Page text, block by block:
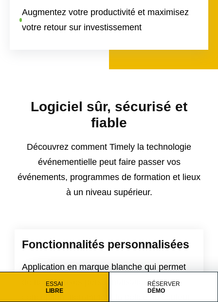
ESSAI
LIBRE
RÉSERVER
DÉMO
Augmentez votre productivité et maximisez
votre retour sur investissement
Logiciel sûr, sécurisé et
fiable
Découvrez comment Timely la technologie
événementielle peut faire passer vos
événements, programmes de formation et lieux
à un niveau supérieur.
Fonctionnalités personnalisées
Application en marque blanche qui permet
de nombreuses personnalisations de